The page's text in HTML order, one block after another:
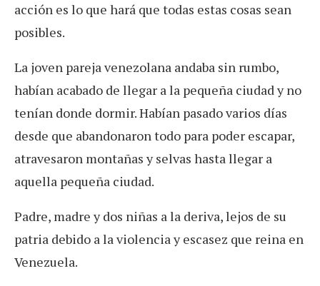
acción es lo que hará que todas estas cosas sean
posibles.
La joven pareja venezolana andaba sin rumbo,
habían acabado de llegar a la pequeña ciudad y no
tenían donde dormir. Habían pasado varios días
desde que abandonaron todo para poder escapar,
atravesaron montañas y selvas hasta llegar a
aquella pequeña ciudad.
Padre, madre y dos niñas a la deriva, lejos de su
patria debido a la violencia y escasez que reina en
Venezuela.